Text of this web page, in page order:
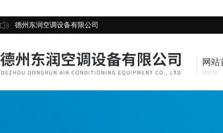
德州东润空调设备有限公司
网站
Home